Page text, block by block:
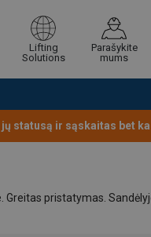
Lifting
Solutions
Parašykite
mums
Tęsti naršymą
statusą ir sąskaitas bet
pristatymas.